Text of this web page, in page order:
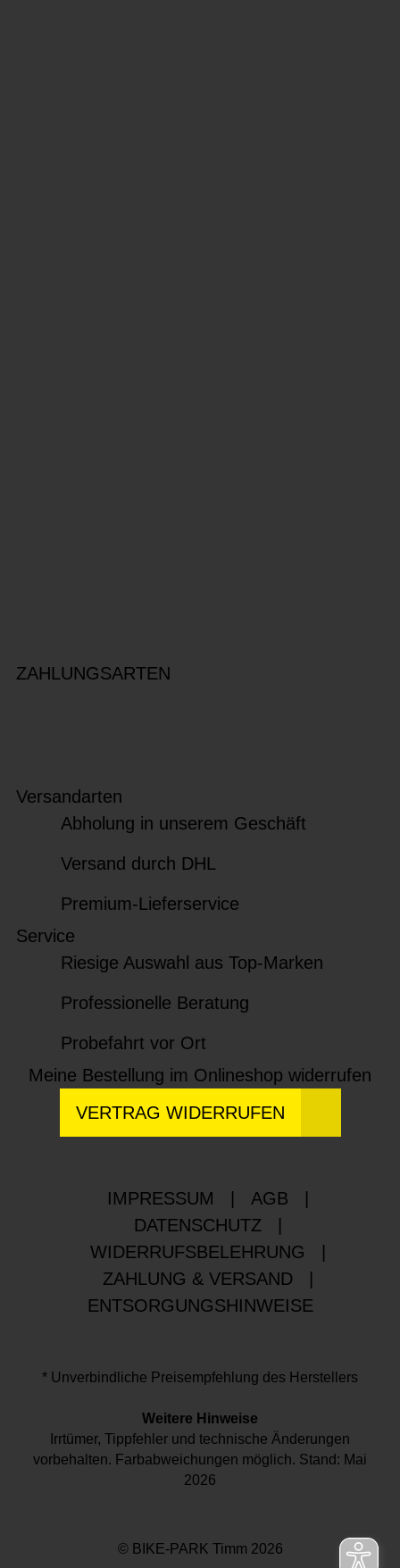
ZAHLUNGSARTEN
Versandarten
Abholung in unserem Geschäft
Versand durch DHL
Premium-Lieferservice
Service
Riesige Auswahl aus Top-Marken
Professionelle Beratung
Probefahrt vor Ort
Meine Bestellung im Onlineshop widerrufen
VERTRAG WIDERRUFEN
IMPRESSUM AGB
DATENSCHUTZ
WIDERRUFSBELEHRUNG
ZAHLUNG & VERSAND
ENTSORGUNGSHINWEISE
* Unverbindliche Preisempfehlung des Herstellers
Weitere Hinweise
Irrtümer, Tippfehler und technische Änderungen
vorbehalten. Farbabweichungen möglich. Stand: Mai
2026
© BIKE-PARK Timm 2026